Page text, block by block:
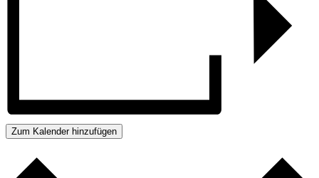
Zum Kalender hinzufügen